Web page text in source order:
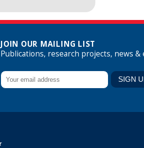
JOIN OUR MAILING LIST
Publications, research projects, news &